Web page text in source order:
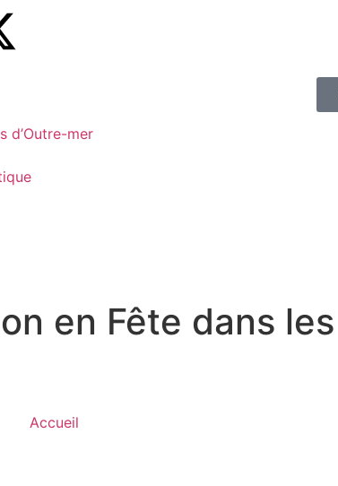
d’Outre-mer
en Fête dans les
Accueil